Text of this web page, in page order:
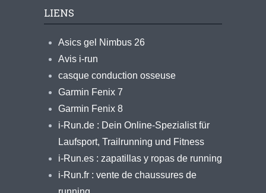
LIENS
Asics gel Nimbus 26
Avis i-run
casque conduction osseuse
Garmin Fenix 7
Garmin Fenix 8
i-Run.de : Dein Online-Spezialist für
Laufsport, Trailrunning und Fitness
i-Run.es : zapatillas y ropas de running
i-Run.fr : vente de chaussures de